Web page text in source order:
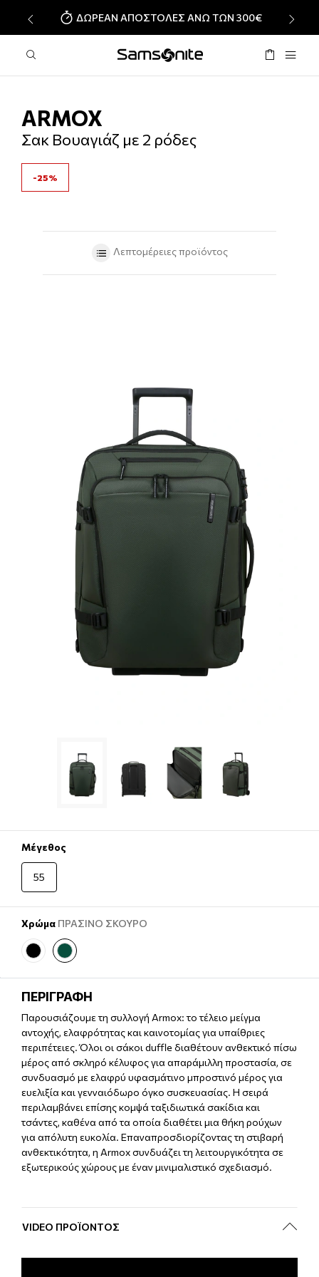
ΔΩΡΕΑΝ ΑΠΟΣΤΟΛΕΣ ΑΝΩ ΤΩΝ 300€
ARMOX
Σακ Βουαγιάζ με 2 ρόδες
-25%
Λεπτομέρειες προϊόντος
Μέγεθος
55
Χρώμα ΠΡΑΣΙΝΟ ΣΚΟΥΡΟ
ΠΕΡΙΓΡΑΦΗ
Παρουσιάζουμε τη συλλογή Armox: το τέλειο μείγμα
αντοχής, ελαφρότητας και καινοτομίας για υπαίθριες
περιπέτειες. Όλοι οι σάκοι duffle διαθέτουν ανθεκτικό πίσω
μέρος από σκληρό κέλυφος για απαράμιλλη προστασία, σε
συνδυασμό με ελαφρύ υφασμάτινο μπροστινό μέρος για
ευελιξία και γενναιόδωρο όγκο συσκευασίας. Η σειρά
περιλαμβάνει επίσης κομψά ταξιδιωτικά σακίδια και
τσάντες, καθένα από τα οποία διαθέτει μια θήκη ρούχων
για απόλυτη ευκολία. Επαναπροσδιορίζοντας τη στιβαρή
ανθεκτικότητα, η Armox συνδυάζει τη λειτουργικότητα σε
εξωτερικούς χώρους με έναν μινιμαλιστικό σχεδιασμό.
VIDEO ΠΡΟΪΌΝΤΟΣ